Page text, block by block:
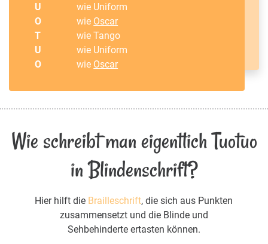
U
wie Uniform
O
wie Oscar
T
wie Tango
U
wie Uniform
O
wie Oscar
Wie schreibt man eigentlich Tuotuo
in Blindenschrift?
Hier hilft die Brailleschrift, die sich aus Punkten
zusammensetzt und die Blinde und
Sehbehinderte ertasten können.